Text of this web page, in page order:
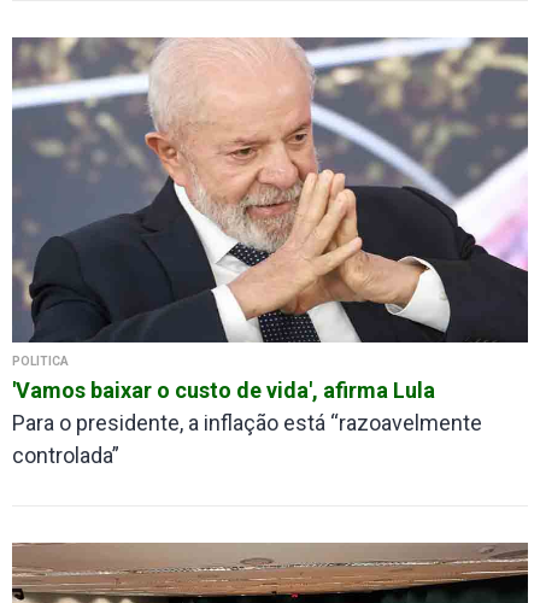
POLÍTICA
'Vamos baixar o custo de vida', afirma Lula
Para o presidente, a inflação está “razoavelmente
controlada”